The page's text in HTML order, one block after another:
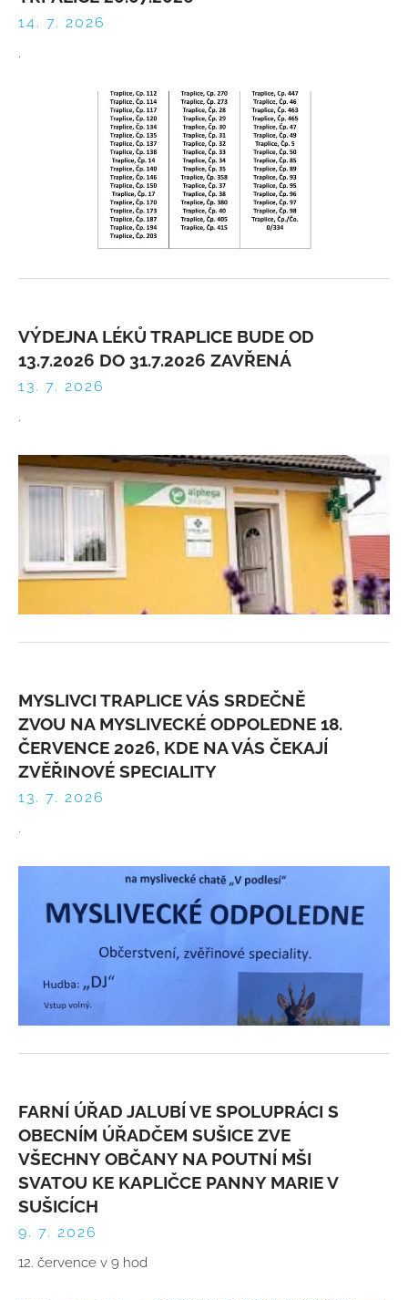
14. 7. 2026
.
VÝDEJNA LÉKŮ TRAPLICE BUDE OD
13.7.2026 DO 31.7.2026 ZAVŘENÁ
13. 7. 2026
.
MYSLIVCI TRAPLICE VÁS SRDEČNĚ
ZVOU NA MYSLIVECKÉ ODPOLEDNE 18.
ČERVENCE 2026, KDE NA VÁS ČEKAJÍ
ZVĚŘINOVÉ SPECIALITY
13. 7. 2026
.
FARNÍ ÚŘAD JALUBÍ VE SPOLUPRÁCI S
OBECNÍM ÚŘADČEM SUŠICE ZVE
VŠECHNY OBČANY NA POUTNÍ MŠI
SVATOU KE KAPLIČCE PANNY MARIE V
SUŠICÍCH
9. 7. 2026
12. července v 9 hod